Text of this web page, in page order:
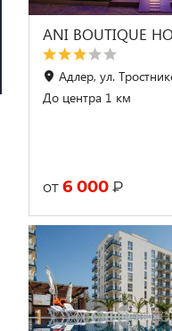
ANI BOUTIQUE
Адлер, ул.
До центра 1 км
от 6 000 ₽